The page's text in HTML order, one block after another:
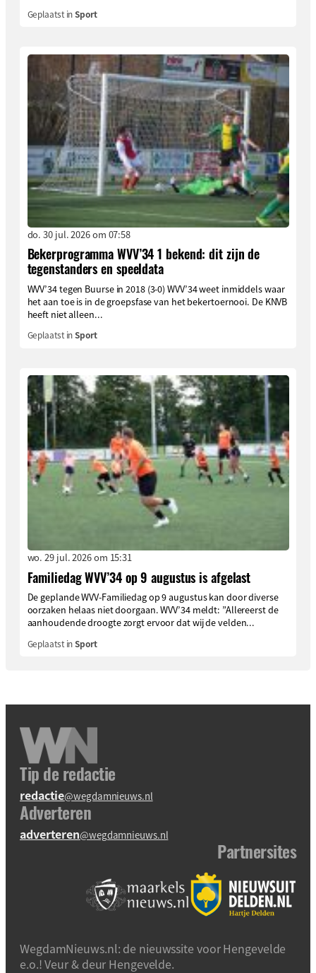
Geplaatst inSport
do. 30 jul. 2026 om 07:58
Bekerprogramma WVV’34 1 bekend: dit zijn de
tegenstanders en speeldata
WVV’34 tegen Buurse in 2018 (3-0) WVV’34 weet inmiddels waar
het aan toe is in de groepsfase van het bekertoernooi. De KNVB
heeft niet alleen...
Geplaatst inSport
wo. 29 jul. 2026 om 15:31
Familiedag WVV’34 op 9 augustus is afgelast
De geplande WVV-Familiedag op 9 augustus kan door diverse
oorzaken helaas niet doorgaan. WVV’34 meldt: ”Allereerst de
aanhoudende droogte zorgt ervoor dat wij de velden...
Geplaatst inSport
Tip de redactie
redactie@wegdamnieuws.nl
Adverteren
adverteren@wegdamnieuws.nl
Partnersites
WegdamNieuws.nl: de nieuwssite voor Hengevelde
e.o.! Veur & deur Hengevelde.